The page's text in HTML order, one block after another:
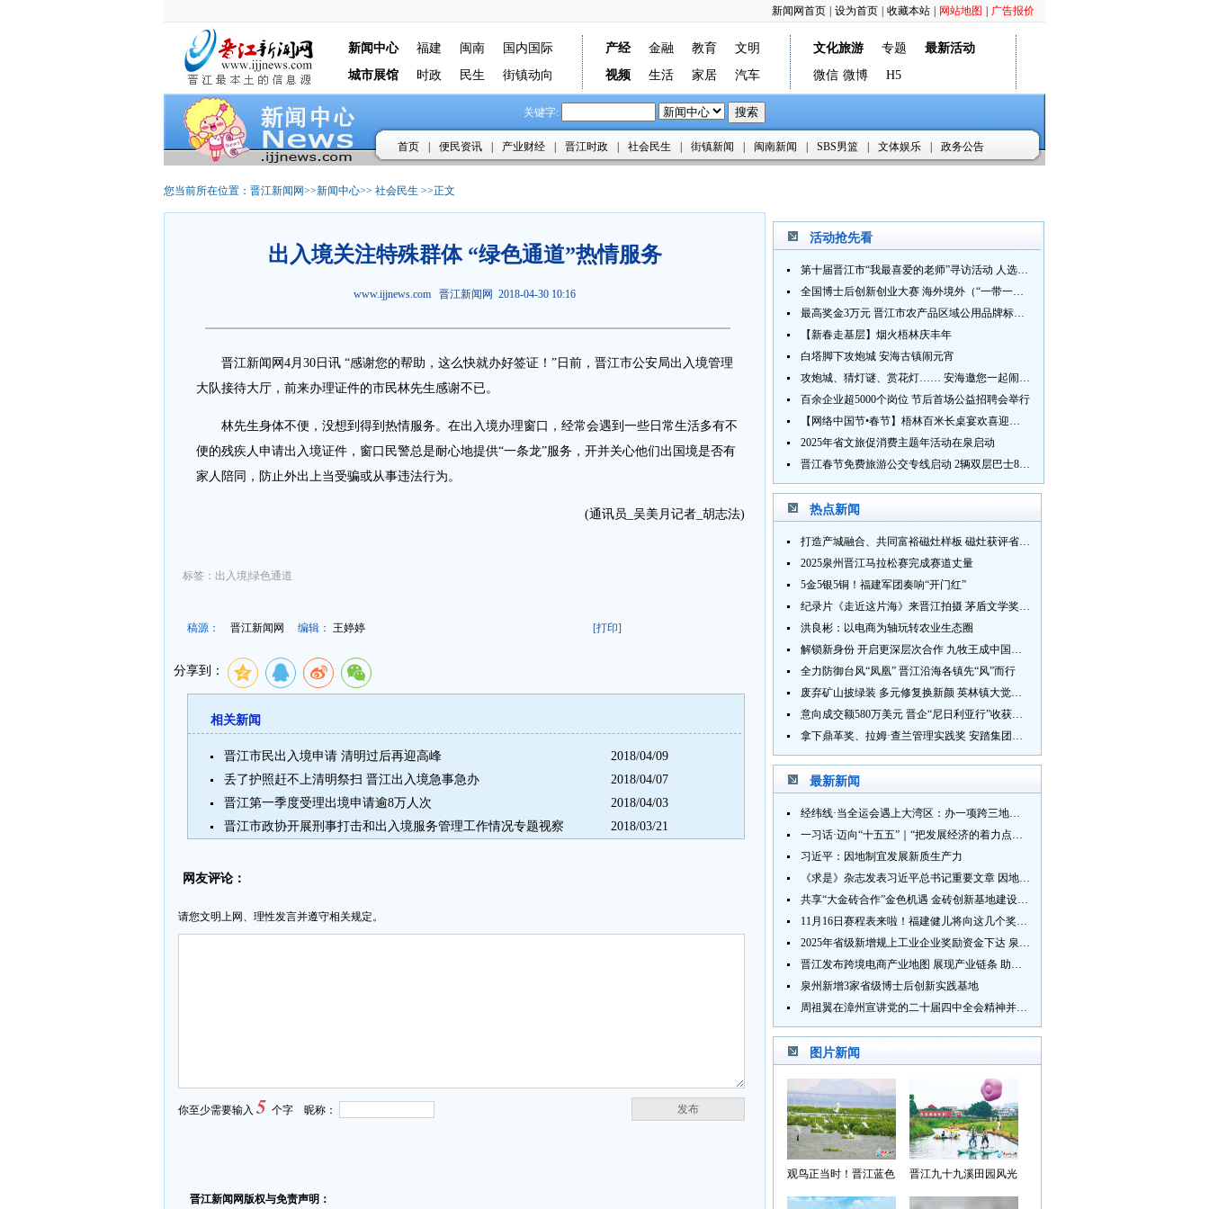
广告报价
网站地图
收藏本站
设为首页
新闻网首页
新闻中心 福建 闽南
国内国际
城市展馆
时政 民生 街镇动向
产经 金融 教育
文明
视频
生活 家居 汽车
文化旅游 专题
最新活动
微信 微博 H5
关键字:
首页 便民资讯 产业财经 晋江时政 社会民生 街镇新闻 闽南新闻 SBS男篮 文体娱乐 政务公告
您当前所在位置： 晋江新闻网>>新闻中心>> 社会民生 >>正文
出入境关注特殊群体 “绿色通道”热情服务
www.ijjnews.com 晋江新闻网 2018-04-30 10:16
晋江新闻网4月30日讯 “感谢您的帮助，这么快就办好签证！”日前，晋江市公安局出入境管理
大队接待大厅，前来办理证件的市民林先生感谢不已。
林先生身体不便，没想到得到热情服务。在出入境办理窗口，经常会遇到一些日常生活多有不
便的残疾人申请出入境证件，窗口民警总是耐心地提供“一条龙”服务，开并关心他们出国境是否有
家人陪同，防止外出上当受骗或从事违法行为。
(通讯员_吴美月记者_胡志法)
标签：出入境|绿色通道
稿源： 晋江新闻网 编辑： 王婷婷 [打印]
分享到：
相关新闻
晋江市民出入境申请 清明过后再迎高峰
2018/04/09
丢了护照赶不上清明祭扫 晋江出入境急事急办
2018/04/07
晋江第一季度受理出境申请逾8万人次
2018/04/03
晋江市政协开展刑事打击和出入境服务管理工作情况专题视察
2018/03/21
网友评论：
请您文明上网、理性发言并遵守相关规定。
发布
你至少需要输入5 个字 昵称：
晋江新闻网版权与免责声明：
活动抢先看
第十届晋江市“我最喜爱的老师”寻访活动 人选推荐火热进行中 快来“秀”您最喜爱的老师
全国博士后创新创业大赛 海外境外（“一带一路”）赛七大赛道等你来战
最高奖金3万元 晋江市农产品区域公用品牌标识Logo及特色农产品包装设计征集活动正式启动
【新春走基层】烟火梧林庆丰年
白塔脚下攻炮城 安海古镇闹元宵
攻炮城、猜灯谜、赏花灯…… 安海邀您一起闹元宵
百余企业超5000个岗位 节后首场公益招聘会举行
【网络中国节•春节】梧林百米长桌宴欢喜迎新春
2025年省文旅促消费主题年活动在泉启动
晋江春节免费旅游公交专线启动 2辆双层巴士8辆铛铛车带你游
热点新闻
打造产城融合、共同富裕磁灶样板 磁灶获评省级乡村振兴示范乡镇
2025泉州晋江马拉松赛完成赛道丈量
5金5银5铜！福建军团奏响“开门红”
纪录片《走近这片海》来晋江拍摄 茅盾文学奖得主麦家探寻晋江“海海”人生
洪良彬：以电商为轴玩转农业生态圈
解锁新身份 开启更深层次合作 九牧王成中国奥委会官方赞助商
全力防御台风“凤凰” 晋江沿海各镇先“风”而行
废弃矿山披绿装 多元修复换新颜 英林镇大觉山片区废弃矿山生态修复项目通过验收
意向成交额580万美元 晋企“尼日利亚行”收获满满
拿下鼎革奖、拉姆·查兰管理实践奖 安踏集团获企业管理权威奖项
最新新闻
经纬线·当全运会遇上大湾区：办一项跨三地的赛事有多硬核？
一习话·迈向“十五五”｜“把发展经济的着力点放在实体经济上”
习近平：因地制宜发展新质生产力
《求是》杂志发表习近平总书记重要文章 因地制宜发展新质生产力
共享“大金砖合作”金色机遇 金砖创新基地建设成效显著
11月16日赛程表来啦！福建健儿将向这几个奖牌发起冲击→
2025年省级新增规上工业企业奖励资金下达 泉州市获补资金居全省首位
晋江发布跨境电商产业地图 展现产业链条 助力“晋品出海”
泉州新增3家省级博士后创新实践基地
周祖翼在漳州宣讲党的二十届四中全会精神并调研
图片新闻
观鸟正当时！晋江蓝色
晋江九十九溪田园风光